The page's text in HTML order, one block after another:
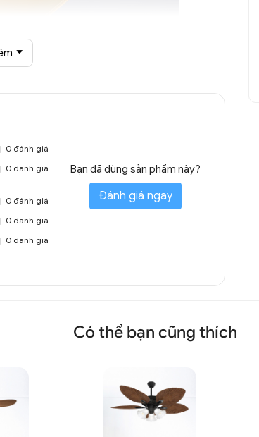
0 đánh giá
0 đánh giá
0 đánh giá
0 đánh giá
0 đánh giá
Bạn đã dùng sản phẩm này?
Đánh giá ngay
Có thể bạn cũng thích